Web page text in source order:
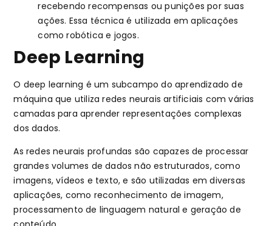
recebendo recompensas ou punições por suas
ações. Essa técnica é utilizada em aplicações
como robótica e jogos.
Deep Learning
O deep learning é um subcampo do aprendizado de
máquina que utiliza redes neurais artificiais com várias
camadas para aprender representações complexas
dos dados.
As redes neurais profundas são capazes de processar
grandes volumes de dados não estruturados, como
imagens, vídeos e texto, e são utilizadas em diversas
aplicações, como reconhecimento de imagem,
processamento de linguagem natural e geração de